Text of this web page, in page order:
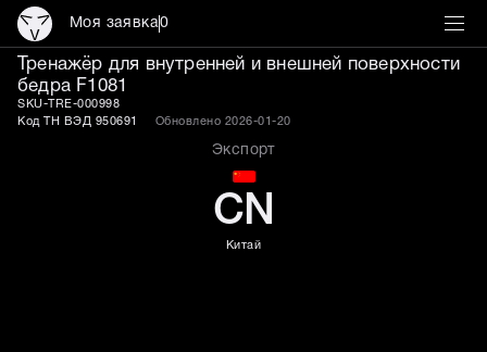
Моя заявка0
Тренажёр для
Тренажёр для внутренней и внешней поверхности
бедра F1081
SKU-TRE-000998
Код ТН ВЭД 950691
Обновлено 2026-01-20
Экспорт
CN
Китай